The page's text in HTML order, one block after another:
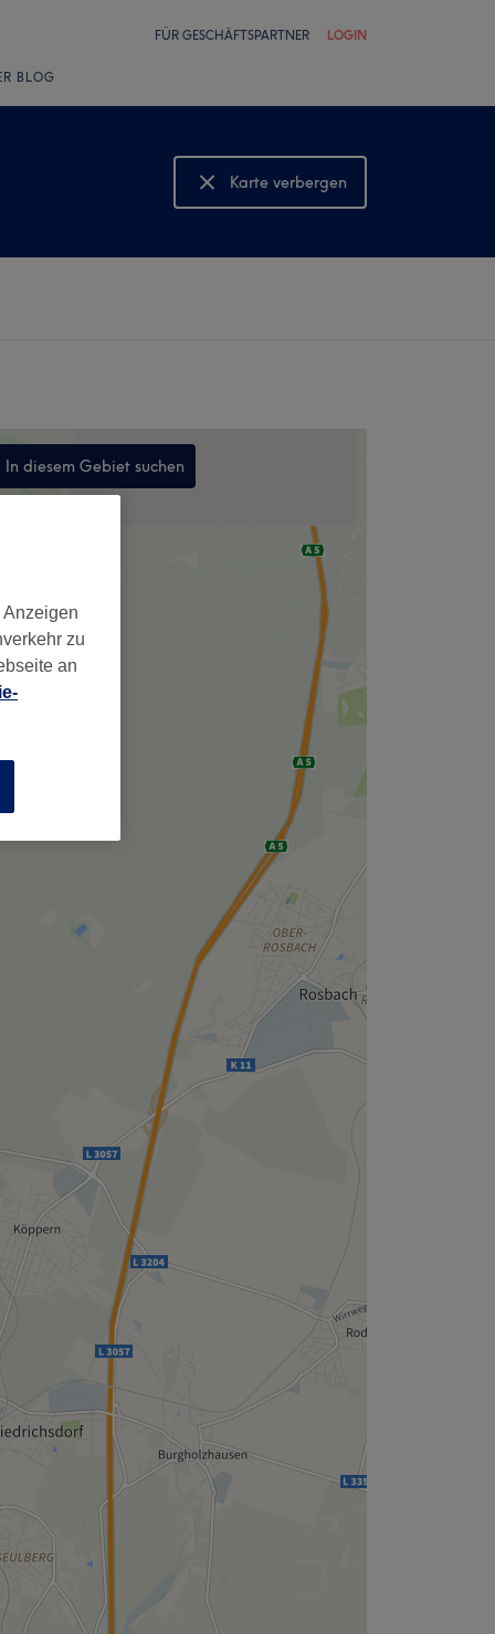
FÜR GESCHÄFTSPARTNER LOGIN
BLOG
Karte verbergen
Karte anzeigen
In diesem Gebiet suchen
,
zu
an